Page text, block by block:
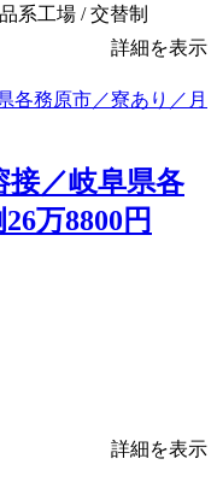
系工場 / 交替制
詳細を表示
接／岐阜県各
万8800円
詳細を表示